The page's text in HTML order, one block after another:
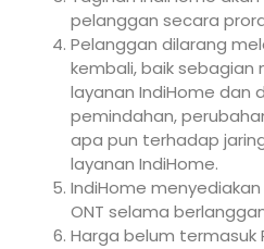
pelanggan secara
Pelanggan dilarang
kembali, baik sebagian
layanan IndiHome dan
pemindahan,
apa pun terhadap
layanan IndiHome.
IndiHome menyediakan
ONT selama
Harga belum termasuk